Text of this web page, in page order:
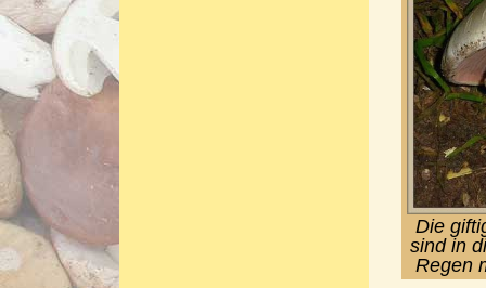
Die
sind in
Regen